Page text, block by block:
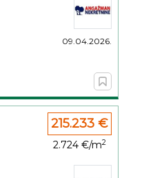
09.04.2026.
215.233 €
2.724 €/m2